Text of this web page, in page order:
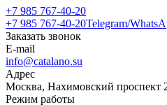
+7 985 767-40-20
+7 985 767-40-20Telegram/
Заказать звонок
E-mail
info@catalano.su
Адрес
Москва, Нахимовский проспект
Режим работы